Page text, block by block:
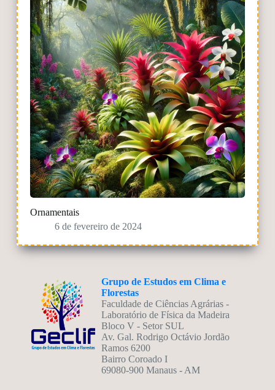
Ornamentais
6 de fevereiro de 2024
Grupo de Estudos em Clima e
Florestas
Faculdade de Ciências Agrárias -
Laboratório de Física da Madeira
Bloco V - Setor SUL
Av. Gal. Rodrigo Octávio Jordão
Ramos 6200
Bairro Coroado I
69080-900 Manaus - AM